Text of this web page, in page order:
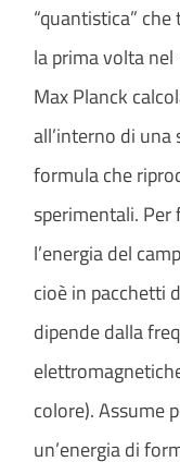
“quantistica”
la prima volta
Max Planck
all’interno di una
formula che
sperimentali. Per
l’energia del
cioè in pacchetti
dipende dalla
colore). Assume
un’energia di